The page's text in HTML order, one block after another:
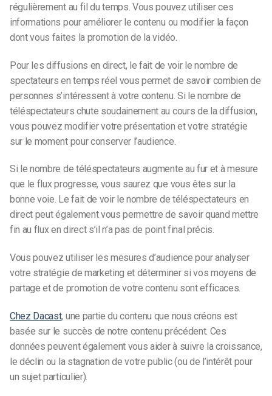
régulièrement au fil du temps. Vous pouvez utiliser ces
informations pour améliorer le contenu ou modifier la façon
dont vous faites la promotion de la vidéo.
Pour les diffusions en direct, le fait de voir le nombre de
spectateurs en temps réel vous permet de savoir combien de
personnes s’intéressent à votre contenu. Si le nombre de
téléspectateurs chute soudainement au cours de la diffusion,
vous pouvez modifier votre présentation et votre stratégie
sur le moment pour conserver l’audience.
Si le nombre de téléspectateurs augmente au fur et à mesure
que le flux progresse, vous saurez que vous êtes sur la
bonne voie. Le fait de voir le nombre de téléspectateurs en
direct peut également vous permettre de savoir quand mettre
fin au flux en direct s’il n’a pas de point final précis.
Vous pouvez utiliser les mesures d’audience pour analyser
votre stratégie de marketing et déterminer si vos moyens de
partage et de promotion de votre contenu sont efficaces.
Chez Dacast, une partie du contenu que nous créons est
basée sur le succès de notre contenu précédent. Ces
données peuvent également vous aider à suivre la croissance,
le déclin ou la stagnation de votre public (ou de l’intérêt pour
un sujet particulier).